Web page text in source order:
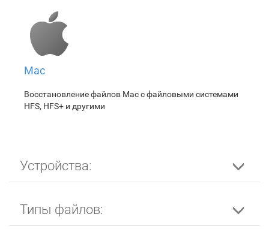
Mac
Восстановление файлов Mac с файловыми системами
HFS, HFS+ и другими
Устройства:
Типы файлов: